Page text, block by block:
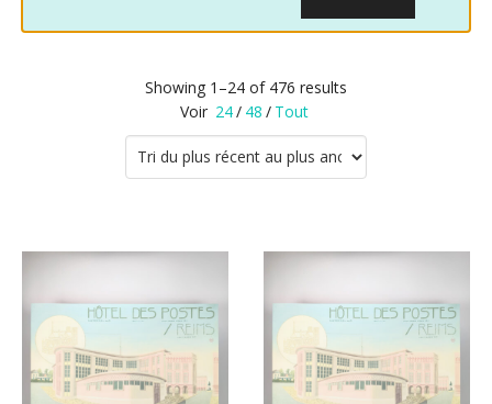
Showing 1–24 of 476 results
Voir 24/ 48 / Tout